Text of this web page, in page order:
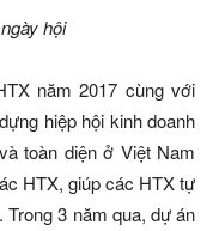
hội
năm 2017 cùng với
hiệp hội kinh doanh
toàn diện ở Việt Nam
HTX, giúp các HTX tự
Trong 3 năm qua, dự án